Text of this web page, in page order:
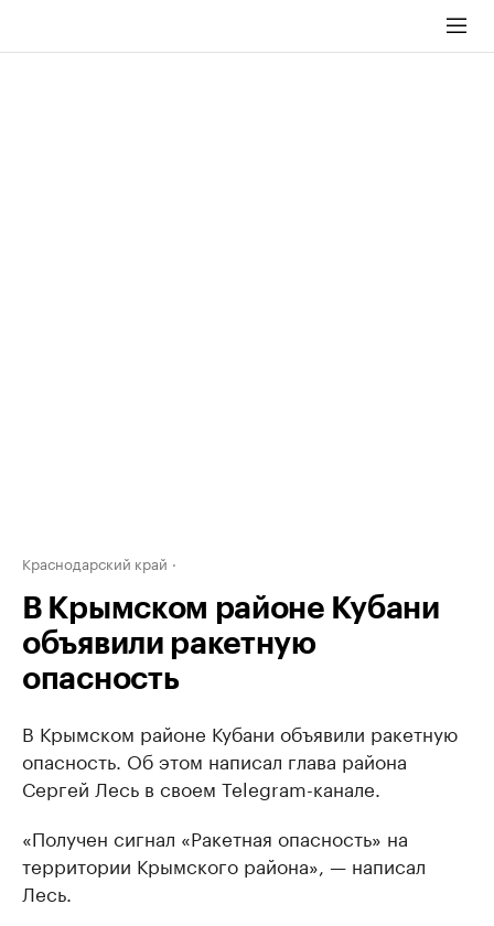
Краснодарский край
В Крымском районе Кубани
объявили ракетную
опасность
В Крымском районе Кубани объявили ракетную
опасность. Об этом написал глава района
Сергей Лесь в своем Telegram-канале.
«Получен сигнал «Ракетная опасность» на
территории Крымского района», — написал
Лесь.